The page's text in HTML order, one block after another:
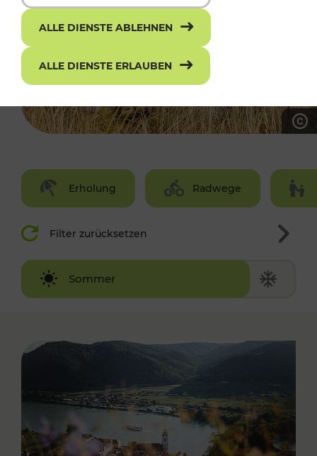
Erholung Radwege
Filter zurücksetzen
Sommer
Winter
ALLE DIENSTE ABLEHNEN
ALLE DIENSTE ERLAUBEN